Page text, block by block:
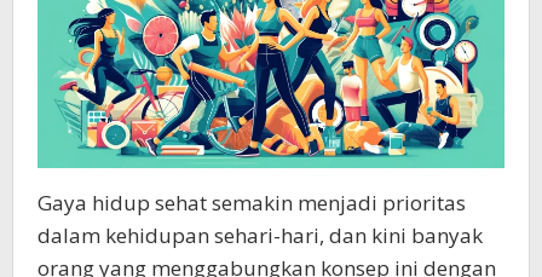
Gaya hidup sehat semakin menjadi prioritas
dalam kehidupan sehari-hari, dan kini banyak
orang yang menggabungkan konsep ini dengan